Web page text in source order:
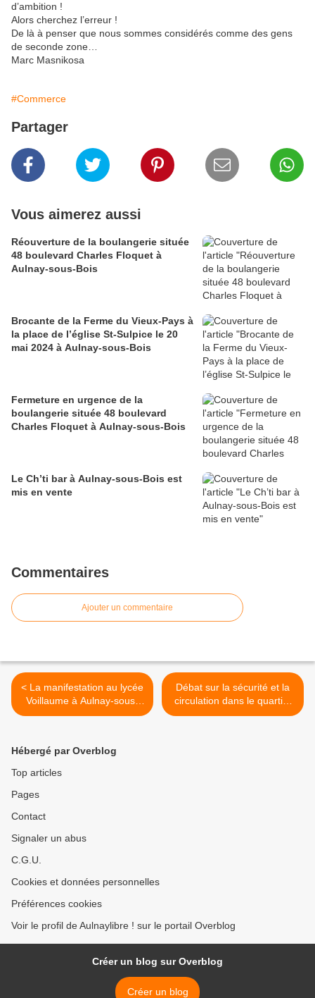
d’ambition !
Alors cherchez l’erreur !
De là à penser que nous sommes considérés comme des gens
de seconde zone…
Marc Masnikosa
#Commerce
Partager
Vous aimerez aussi
Réouverture de la boulangerie située
48 boulevard Charles Floquet à
Aulnay-sous-Bois
Brocante de la Ferme du Vieux-Pays à
la place de l’église St-Sulpice le 20
mai 2024 à Aulnay-sous-Bois
Fermeture en urgence de la
boulangerie située 48 boulevard
Charles Floquet à Aulnay-sous-Bois
Le Ch’ti bar à Aulnay-sous-Bois est
mis en vente
Commentaires
Ajouter un commentaire
< La manifestation au lycée
Voillaume à Aulnay-sous-
Bois se termine par cinq
Débat sur la sécurité et la
circulation dans le quartier
des 3000 à Aulnay-sous-
Hébergé par Overblog
Top articles
Pages
Contact
Signaler un abus
C.G.U.
Cookies et données personnelles
Préférences cookies
Voir le profil de Aulnaylibre ! sur le portail Overblog
Créer un blog sur Overblog
Créer un blog